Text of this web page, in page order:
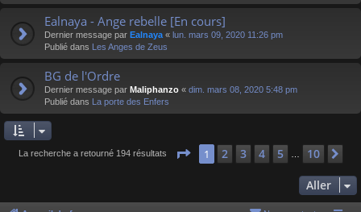
Ealnaya - Ange rebelle [En cours]
Dernier message par Ealnaya « lun. mars 09, 2020 11:26 pm
Publié dans Les Anges de Zeus
BG de l'Ordre
Dernier message par Maliphanzo « dim. mars 08, 2020 5:48 pm
Publié dans La porte des Enfers
La recherche a retourné 194 résultats Page 1sur 10
1 2 3 4 5 10
Aller